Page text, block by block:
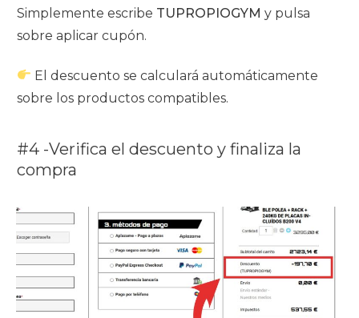
Simplemente escribe TUPROPIOGYM y pulsa
sobre aplicar cupón.
El descuento se calculará automáticamente
sobre los productos compatibles.
#4 -Verifica el descuento y finaliza la
compra